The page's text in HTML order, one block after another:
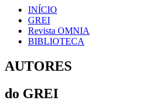
INÍCIO
GREI
Revista OMNIA
BIBLIOTECA
AUTORES
do GREI